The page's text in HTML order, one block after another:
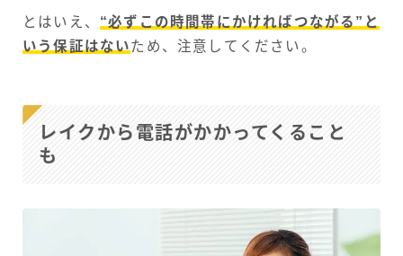
とはいえ、 “必ずこの時間帯にかければつながる”と
いう保証はないため、注意してください。
レイクから電話がかかってくること
も